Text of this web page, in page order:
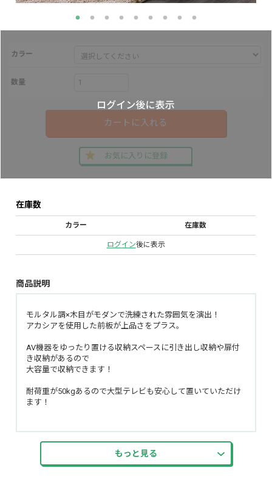
カラー
数量
カートに入れる
お気に入りに登録
在庫数
カラー 在庫数
ログイン後に表示
商品説明
モルタル調×木目がモダンで洗練された雰囲気を演出！
アカシアを使用した前板が上品さをプラス。
AV機器をゆったり置ける収納スペースに引き出し収納や扉付
き収納があるので
大容量で収納できます！
耐荷重が50kgあるので大型テレビも安心して置いていただけ
ます！
もっと見る